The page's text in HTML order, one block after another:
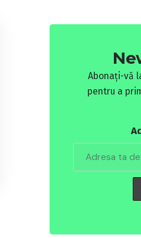
Abonați-vă
pentru a